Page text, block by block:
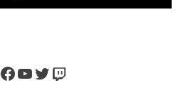
Facebook
YouTube
Twitter
Twitch